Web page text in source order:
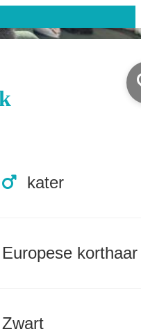
kater
Europese korthaar
Zwart